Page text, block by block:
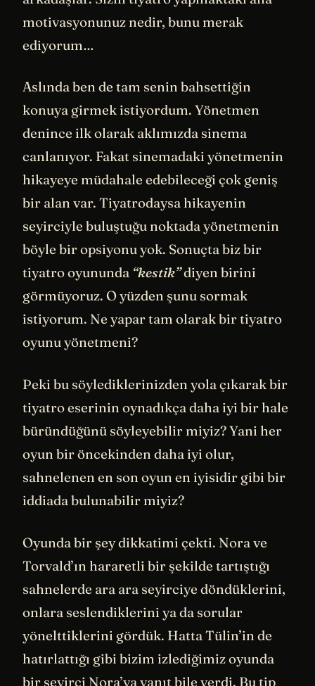
motivasyonunuz nedir, bunu merak
ediyorum…
Aslında ben de tam senin bahsettiğin
konuya girmek istiyordum. Yönetmen
denince ilk olarak aklımızda sinema
canlanıyor. Fakat sinemadaki yönetmenin
hikayeye müdahale edebileceği çok geniş
bir alan var. Tiyatrodaysa hikayenin
seyirciyle buluştuğu noktada yönetmenin
böyle bir opsiyonu yok. Sonuçta biz bir
tiyatro oyununda “kestik”diyen birini
görmüyoruz. O yüzden şunu sormak
istiyorum. Ne yapar tam olarak bir tiyatro
oyunu yönetmeni?
Peki bu söylediklerinizden yola çıkarak bir
tiyatro eserinin oynadıkça daha iyi bir hale
büründüğünü söyleyebilir miyiz? Yani her
oyun bir öncekinden daha iyi olur,
sahnelenen en son oyun en iyisidir gibi bir
iddiada bulunabilir miyiz?
Oyunda bir şey dikkatimi çekti. Nora ve
Torvald’ın hararetli bir şekilde tartıştığı
sahnelerde ara ara seyirciye döndüklerini,
onlara seslendiklerini ya da sorular
yönelttiklerini gördük. Hatta Tülin’in de
hatırlattığı gibi bizim izlediğimiz oyunda
bir seyirci Nora’ya yanıt bile verdi. Bu tip